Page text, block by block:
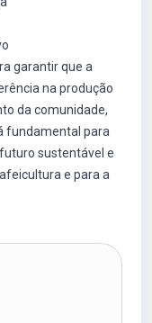
garantir que a
na produção
da comunidade,
fundamental para
sustentável e
e para a